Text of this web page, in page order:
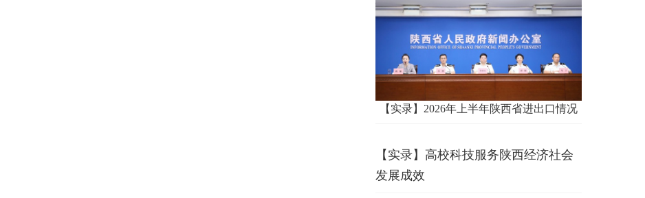
【实录】2026年上半年陕西省进出口情况
【实录】高校科技服务陕西经济社会
发展成效